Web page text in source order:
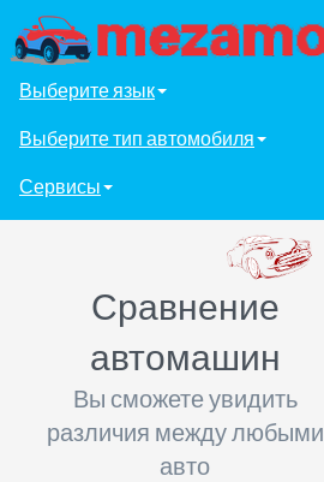
Выберите язык
Выберите тип автомобиля
Сервисы
Сравнение
автомашин
Вы сможете увидить
различия между любыми
авто